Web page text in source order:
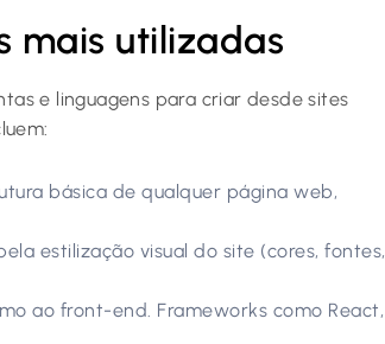
mais utilizadas
e linguagens para criar desde sites
básica de qualquer página web,
estilização visual do site (cores, fontes,
ao front-end. Frameworks como React,